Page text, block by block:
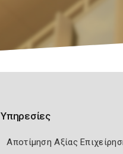
Υπηρεσίες
Αποτίμηση Αξίας